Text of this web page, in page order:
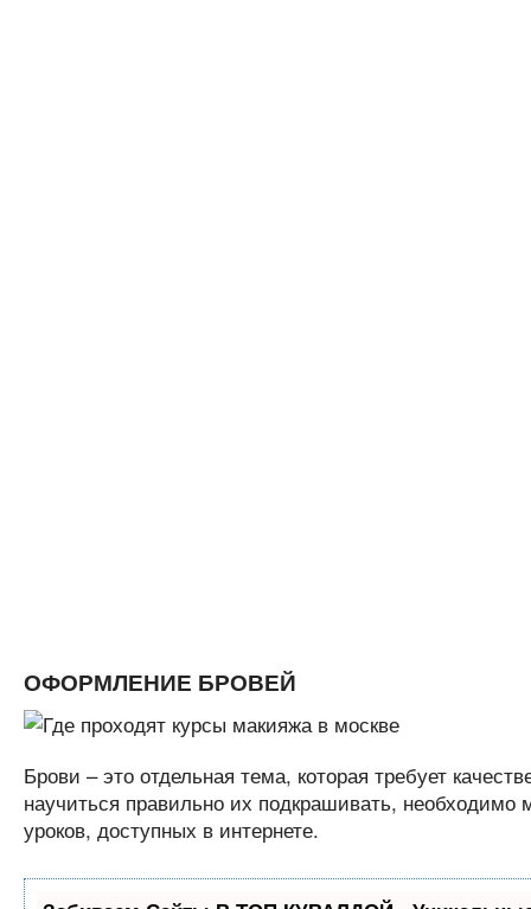
ОФОРМЛЕНИЕ БРОВЕЙ
Брови – это отдельная тема, которая требует
научиться правильно их подкрашивать,
уроков, доступных в интернете.